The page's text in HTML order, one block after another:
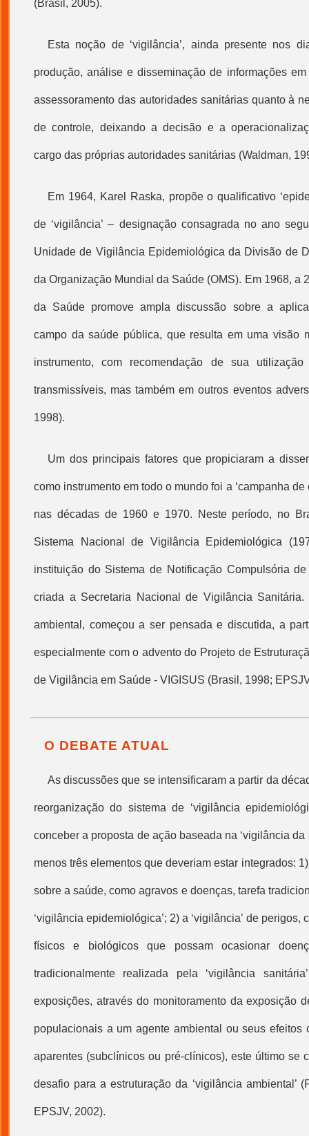
(Brasil, 2005).
Esta noção de ‘vigilância’, ainda presente nos
produção, análise e disseminação de informações
assessoramento das autoridades sanitárias quanto à
de controle, deixando a decisão e a
cargo das próprias autoridades sanitárias (Waldman,
Em 1964, Karel Raska, propõe o qualificativo
de ‘vigilância’ – designação consagrada no ano
Unidade de Vigilância Epidemiológica da Divisão de
da Organização Mundial da Saúde (OMS). Em 1968, a
da Saúde promove ampla discussão sobre a
campo da saúde pública, que resulta em uma visão
instrumento, com recomendação de sua
transmissíveis, mas também em outros eventos
1998).
Um dos principais fatores que propiciaram a
como instrumento em todo o mundo foi a ‘campanha de
nas décadas de 1960 e 1970. Neste período, no
Sistema Nacional de Vigilância Epidemiológica
instituição do Sistema de Notificação Compulsória
criada a Secretaria Nacional de Vigilância
ambiental, começou a ser pensada e discutida, a
especialmente com o advento do Projeto de
de Vigilância em Saúde - VIGISUS (Brasil, 1998;
O DEBATE ATUAL
As discussões que se intensificaram a partir da
reorganização do sistema de ‘vigilância
conceber a proposta de ação baseada na ‘vigilância da
menos três elementos que deveriam estar integrados: 1)
sobre a saúde, como agravos e doenças, tarefa
‘vigilância epidemiológica’; 2) a ‘vigilância’ de perigos,
físicos e biológicos que possam ocasionar
tradicionalmente realizada pela ‘vigilância
exposições, através do monitoramento da exposição
populacionais a um agente ambiental ou seus efeitos
aparentes (subclínicos ou pré-clínicos), este último se
desafio para a estruturação da ‘vigilância ambiental’
EPSJV, 2002).